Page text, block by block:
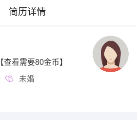
简历详情
【查看需要80金币】
未婚